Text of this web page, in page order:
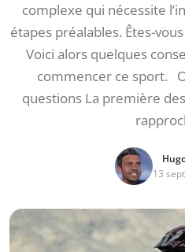
complexe qui nécessite
étapes préalables. Êtes-
Voici alors quelques
commencer ce sport.
questions La première
13